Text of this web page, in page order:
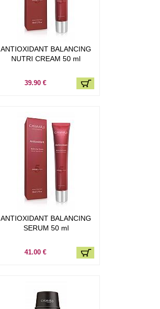
ANTIOXIDANT BALANCING
NUTRI CREAM 50 ml
39.90 €
ANTIOXIDANT BALANCING
SERUM 50 ml
41.00 €